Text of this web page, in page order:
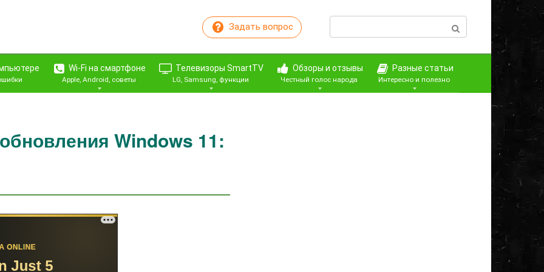
Задать вопрос Поиск:
Wi-Fi на смартфоне
Apple, Android, советы
Телевизоры SmartTV
LG, Samsung, функции
Обзоры и отзывы
Честный голос народа
Разные статьи
Интересно и полезно
Windows 11: